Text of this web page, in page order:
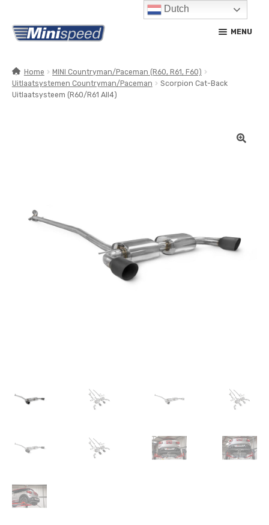
Ga
door
navigatie
Ga
naar
inhoud
MENU
PRODUCTEN
Home
MINI Countryman/Paceman (R60, R61, F60)
Uitlaatsystemen Countryman/Paceman
Scorpion Cat-Back
Uitlaatsysteem (R60/R61 All4)
Dutch